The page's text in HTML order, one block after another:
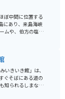
ルーツなどを楽
イクルターミナル
グを楽しむことが
方も、ここで自転
するのがおすす
バイクツーリン
しながら、瀬戸
の周辺には、来島
など、観光スポッ
ぼ中間に位置する
にあり、来島海峡
ないグルメを楽
最適なだけでな
するのもおすす
で約5分の距離で
いきいき館」は、
ぐそばにある道の
ストが休憩に訪